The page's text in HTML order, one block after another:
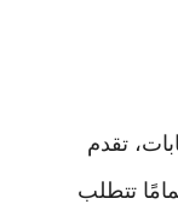
تقدم
تتطلب